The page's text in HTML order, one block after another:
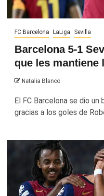
FC Barcelona LaLiga Sevilla
Barcelona 5-1
que les mantiene
Natalia Blanco
El FC Barcelona se dio
gracias a los goles de